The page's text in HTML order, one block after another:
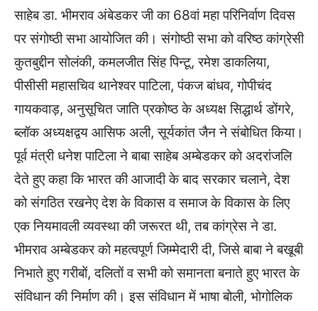
साहेब डा. भीमराव अंबेडकर जी का 68वां महा परिनिर्वाण दिवस
पर संगोष्ठी सभा आयोजित की। संगोष्ठी सभा को वरिष्ठ कांग्रेसी
कुतबुद्दीन सोलंकी, कमलजीत सिंह पिन्टू, रमेश डाकलिया,
पीसीसी महासचिव थानेश्वर पाटिला, पंकज बांधव, गोपीचंद
गायकवाड़, अनुसूचित जाति प्रकोष्ठ के अध्यक्ष सिद्धार्थ डोंगरे,
ब्लॉक अध्यक्षद्वय आसिफ अली, सूर्यकांत जैन ने संबोधित किया।
पूर्व मंत्री धनेश पाटिला ने बाबा साहेब अम्बेडकर को अदरांजलि
देते हुए कहा कि भारत की आजादी के बाद सरकार चलाने, देश
को संगठित रखनेए देश के विकास व समाज के विकास के लिए
एक नियमावली व्यवस्था की जरूरत थी, तब कांग्रेस ने डा.
भीमराव अम्बेडकर को महत्वपूर्ण जिम्मेदारी दी, जिसे बाबा ने बखूबी
निभाते हुए गरीबों, दलितों व सभी को समानता बनाते हुए भारत के
संविधान की निर्माण की। इस संविधान में भाषा बोली, भोगोलिक